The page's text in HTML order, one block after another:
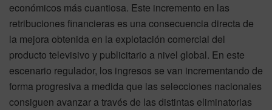
económicos más cuantiosa. Este incremento en las
retribuciones financieras es una consecuencia directa de
la mejora obtenida en la explotación comercial del
producto televisivo y publicitario a nivel global. En este
escenario regulador, los ingresos se van incrementando de
forma progresiva a medida que las selecciones nacionales
consiguen avanzar a través de las distintas eliminatorias